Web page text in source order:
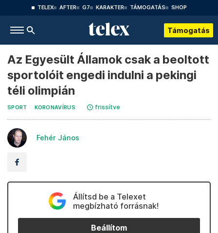
TELEX AFTER G7 KARAKTER TÁMOGATÁS SHOP
Támogatás
Az Egyesült Államok csak a beoltott
sportolóit engedi indulni a pekingi
téli olimpián
SPORT KORONAVÍRUS frissítve
Fehér János
Állítsd be a Telexet
megbízható forrásnak!
Beállítom